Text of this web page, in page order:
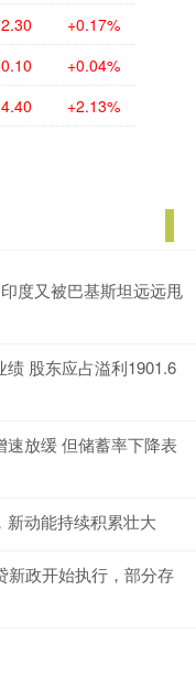
+0.17%
+0.04%
+2.13%
度又被巴基斯坦远远甩
股东应占溢利1901.6
放缓 但储蓄率下降表
动能持续积累壮大
新政开始执行，部分存